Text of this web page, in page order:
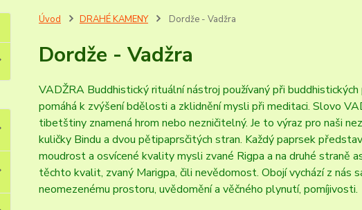
Úvod DRAHÉ KAMENY Dordže - Vadžra
Dordže - Vadžra
VADŽRA Buddhistický rituální nástroj používaný při
pomáhá k zvýšení bdělosti a zklidnění mysli při meditaci. Slovo
tibetštiny znamená hrom nebo nezničitelný. Je to výraz pro naši
kuličky Bindu a dvou pětipaprsčitých stran. Každý paprsek
moudrost a osvícené kvality mysli zvané Rigpa a na druhé straně
těchto kvalit, zvaný Marigpa, čili nevědomost. Obojí vychází z
neomezenému prostoru, uvědomění a věčného plynutí, pomíjivosti.